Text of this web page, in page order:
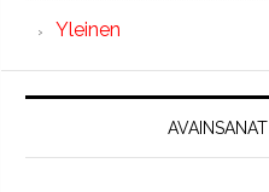
Yleinen
AVAINSANAT